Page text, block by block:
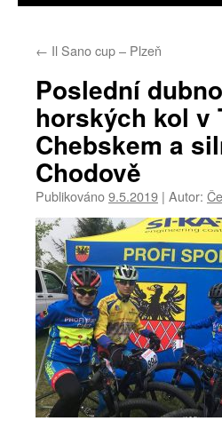
← Il Sano cup – Plzeň
Poslední
horských kol v
Chebskem a
Chodově
Publikováno9.5.2019 | Autor: